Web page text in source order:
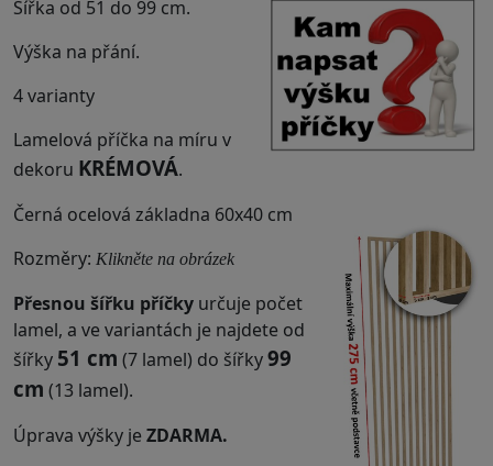
Šířka od 51 do 99 cm.
Výška na přání.
4 varianty
Lamelová příčka na míru v
dekoru KRÉMOVÁ.
Černá ocelová základna 60x40 cm
Rozměry: Klikněte na obrázek
Přesnou šířku příčky určuje počet
lamel, a ve variantách je najdete od
šířky 51 cm (7 lamel) do šířky99
cm (13 lamel).
Úprava výšky je ZDARMA.